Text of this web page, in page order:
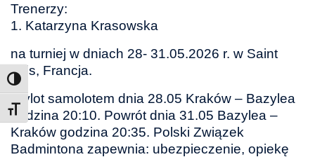
Toggle Font size
Trenerzy:
1. Katarzyna Krasowska
na turniej w dniach 28- 31.05.2026 r. w Saint
Luis, Francja.
Wylot samolotem dnia 28.05 Kraków – Bazylea
godzina 20:10. Powrót dnia 31.05 Bazylea –
Kraków godzina 20:35. Polski Związek
Badmintona zapewnia: ubezpieczenie, opiekę